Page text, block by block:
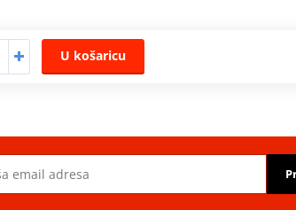
U košaricu